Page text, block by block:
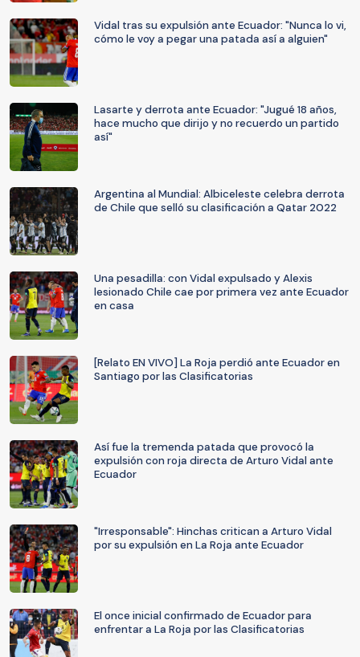
Vidal tras su expulsión ante Ecuador: "Nunca lo vi,
cómo le voy a pegar una patada así a alguien"
Lasarte y derrota ante Ecuador: "Jugué 18 años,
hace mucho que dirijo y no recuerdo un partido
así"
Argentina al Mundial: Albiceleste celebra derrota
de Chile que selló su clasificación a Qatar 2022
Una pesadilla: con Vidal expulsado y Alexis
lesionado Chile cae por primera vez ante Ecuador
en casa
[Relato EN VIVO] La Roja perdió ante Ecuador en
Santiago por las Clasificatorias
Así fue la tremenda patada que provocó la
expulsión con roja directa de Arturo Vidal ante
Ecuador
"Irresponsable": Hinchas critican a Arturo Vidal
por su expulsión en La Roja ante Ecuador
El once inicial confirmado de Ecuador para
enfrentar a La Roja por las Clasificatorias